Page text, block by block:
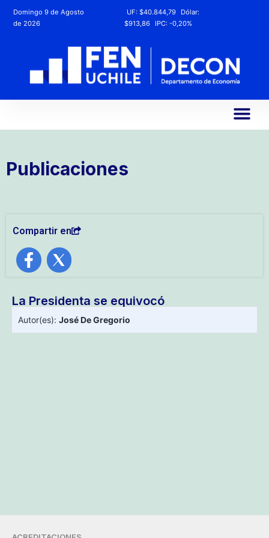
Domingo 9 de Agosto
de 2026
UF:$40.844,79
Dólar:
$913,86
IPC:-0,20%
Publicaciones
Compartir en
La Presidenta se equivocó
Autor(es): José De Gregorio